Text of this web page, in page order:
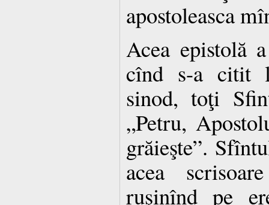
apostoleasca
Acea epistolă
cînd s-a citit
sinod, toţi
„Petru,
grăieşte”.
acea
ruşinînd pe